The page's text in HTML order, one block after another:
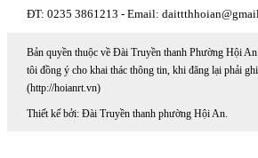
ĐT: 0235 3861213 - Email:
Bản quyền thuộc về Đài Truyền thanh Phường Hội
tôi đồng ý cho khai thác thông tin, khi đăng lại phải
(http://hoianrt.vn)
Thiết kế bởi: Đài Truyền thanh phường Hội An.